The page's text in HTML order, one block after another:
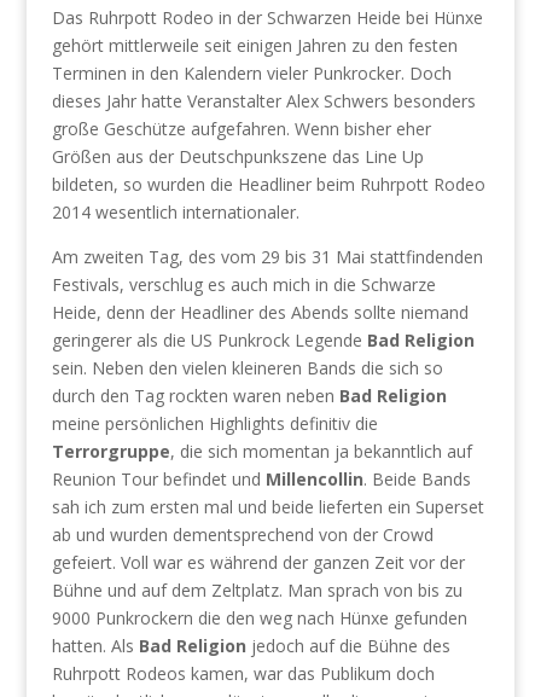
Das Ruhrpott Rodeo in der Schwarzen Heide bei Hünxe
gehört mittlerweile seit einigen Jahren zu den festen
Terminen in den Kalendern vieler Punkrocker. Doch
dieses Jahr hatte Veranstalter Alex Schwers besonders
große Geschütze aufgefahren. Wenn bisher eher
Größen aus der Deutschpunkszene das Line Up
bildeten, so wurden die Headliner beim Ruhrpott Rodeo
2014 wesentlich internationaler.
Am zweiten Tag, des vom 29 bis 31 Mai stattfindenden
Festivals, verschlug es auch mich in die Schwarze
Heide, denn der Headliner des Abends sollte niemand
geringerer als die US Punkrock Legende Bad Religion
sein. Neben den vielen kleineren Bands die sich so
durch den Tag rockten waren neben Bad Religion
meine persönlichen Highlights definitiv die
Terrorgruppe, die sich momentan ja bekanntlich auf
Reunion Tour befindet und Millencollin. Beide Bands
sah ich zum ersten mal und beide lieferten ein Superset
ab und wurden dementsprechend von der Crowd
gefeiert. Voll war es während der ganzen Zeit vor der
Bühne und auf dem Zeltplatz. Man sprach von bis zu
9000 Punkrockern die den weg nach Hünxe gefunden
hatten. Als Bad Religion jedoch auf die Bühne des
Ruhrpott Rodeos kamen, war das Publikum doch